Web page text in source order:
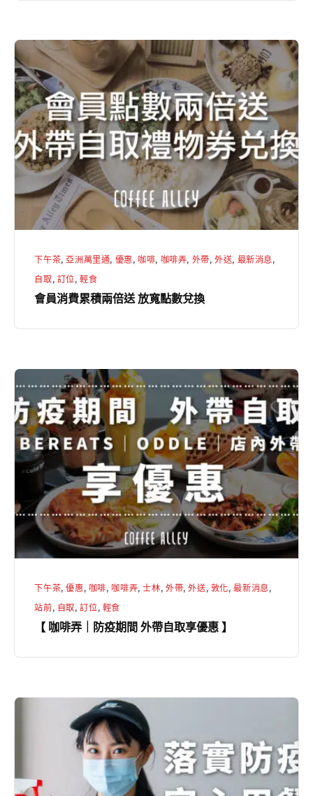
Steve
Madden
Café
會
員
消
費
累
積
兩
換
下午茶, 亞洲萬里通, 優惠, 咖啡, 咖啡弄, 外帶,外送, 最新消息 ,
自取, 訂位,輕食
會員消費累積兩倍送 放寬點數兌換
【
咖
啡
弄
｜
防
期
間
外
優
下午茶,優惠, 咖啡, 咖啡弄,士林, 外帶,外送, 敦化,最新消息 ,
站前, 自取,訂位, 輕食
【 咖啡弄｜防疫期間 外帶自取享優惠 】
【